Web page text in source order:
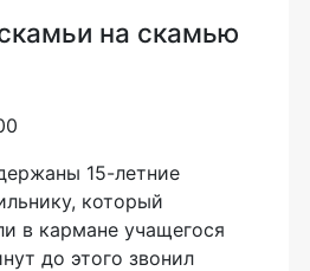
на скамью
15-летние
который
в кармане учащегося
до этого звонил